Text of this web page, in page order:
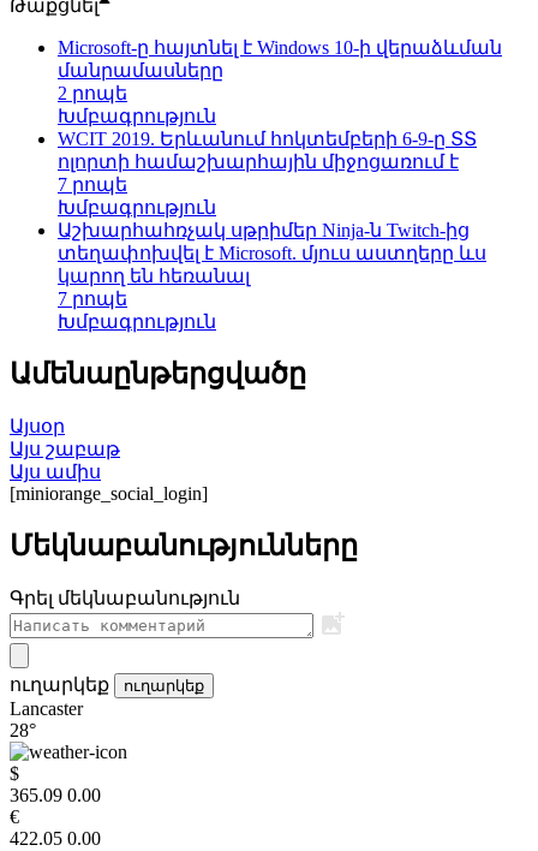
Թաքցնել
Microsoft-ը հայտնել է Windows 10-ի վերաձևման
մանրամասները
2 րոպե
Խմբագրություն
WCIT 2019. Երևանում հոկտեմբերի 6-9-ը ՏՏ
ոլորտի համաշխարհային միջոցառում է
7 րոպե
Խմբագրություն
Աշխարհահռչակ սթրիմեր Ninja-ն Twitch-ից
տեղափոխվել է Microsoft. մյուս աստղերը ևս
կարող են հեռանալ
7 րոպե
Խմբագրություն
Ամենաընթերցվածը
Այսօր
Այս շաբաթ
Այս ամիս
[miniorange_social_login]
Մեկնաբանությունները
Գրել մեկնաբանություն
ուղարկեք ուղարկեք
Lancaster
28°
$
365.09 0.00
€
422.05 0.00